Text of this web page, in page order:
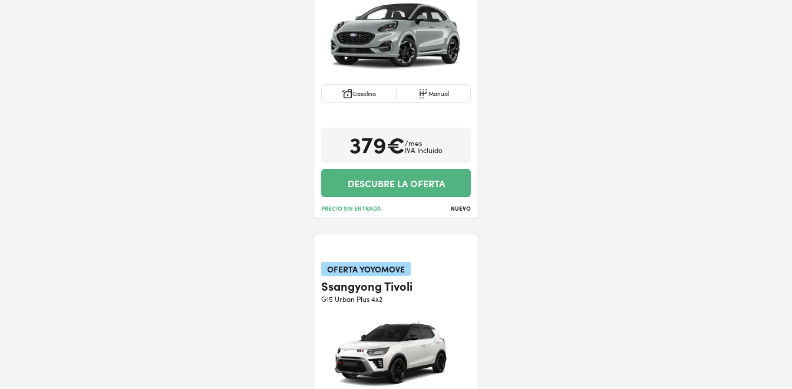
Gasolina Manual
379€/mes
IVA Incluido
DESCUBRE LA OFERTA
PRECIO SIN ENTRADA NUEVO
OFERTA YOYOMOVE
Ssangyong Tivoli
G15 Urban Plus 4x2